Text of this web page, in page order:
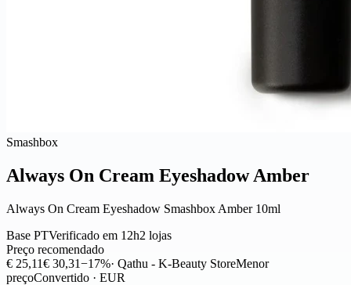
Smashbox
Always On Cream Eyeshadow Amber
Always On Cream Eyeshadow Smashbox Amber 10ml
Base PTVerificado em 12h2 lojas
Preço recomendado
€ 25,11€ 30,31−17%· Qathu - K-Beauty StoreMenor
preçoConvertido · EUR